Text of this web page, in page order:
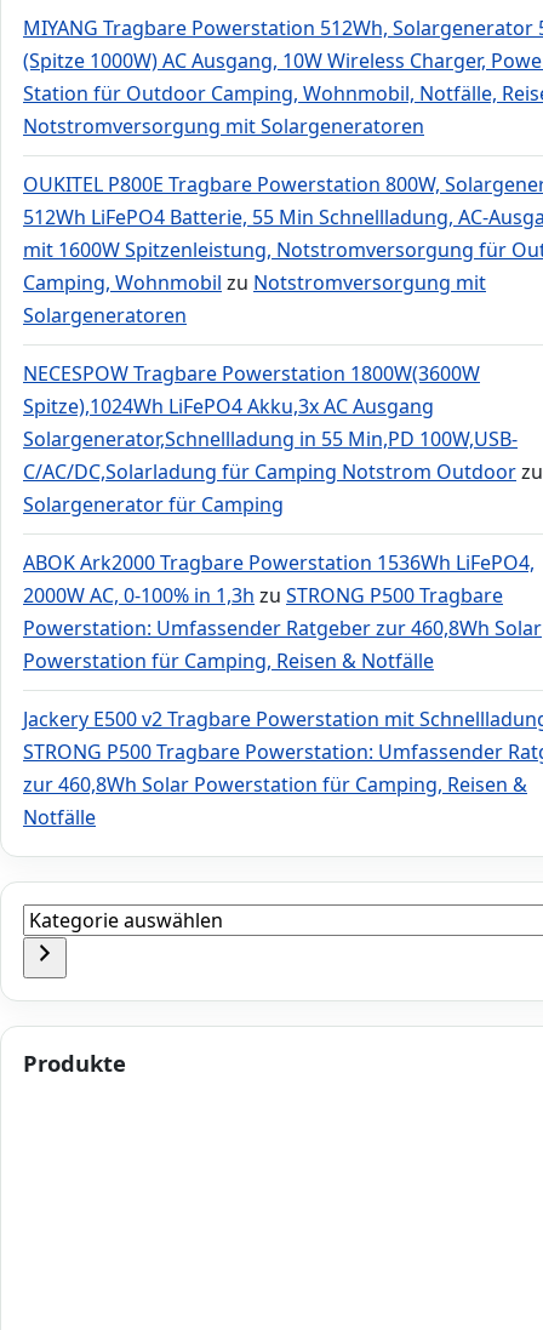
MIYANG Tragbare Powerstation 512Wh, Solargenerator
(Spitze 1000W) AC Ausgang, 10W Wireless Charger,
Station für Outdoor Camping, Wohnmobil, Notfälle,
Notstromversorgung mit Solargeneratoren
OUKITEL P800E Tragbare Powerstation 800W,
512Wh LiFePO4 Batterie, 55 Min Schnellladung, AC-
mit 1600W Spitzenleistung, Notstromversorgung für
Camping, Wohnmobil zu Notstromversorgung mit
Solargeneratoren
NECESPOW Tragbare Powerstation 1800W(3600W
Spitze),1024Wh LiFePO4 Akku,3x AC Ausgang
Solargenerator,Schnellladung in 55 Min,PD 100W,USB-
C/AC/DC,Solarladung für Camping Notstrom Outdoorzu
Solargenerator für Camping
ABOK Ark2000 Tragbare Powerstation 1536Wh LiFePO4,
2000W AC, 0-100% in 1,3h zu STRONG P500 Tragbare
Powerstation: Umfassender Ratgeber zur 460,8Wh Solar
Powerstation für Camping, Reisen & Notfälle
Jackery E500 v2 Tragbare Powerstation mit
STRONG P500 Tragbare Powerstation: Umfassender
zur 460,8Wh Solar Powerstation für Camping, Reisen &
Notfälle
Kategorie
auswählen
Produkte